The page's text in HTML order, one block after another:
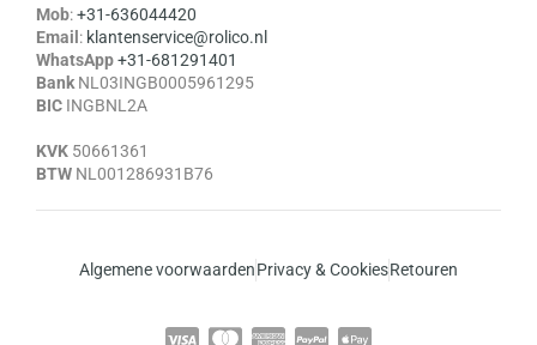
Mob:+31-636044420
Email : klantenservice@rolico.nl
WhatsApp+31-681291401
Bank NL03INGB0005961295
BIC INGBNL2A
KVK 50661361
BTW NL001286931B76
Algemene voorwaardenPrivacy & CookiesRetouren